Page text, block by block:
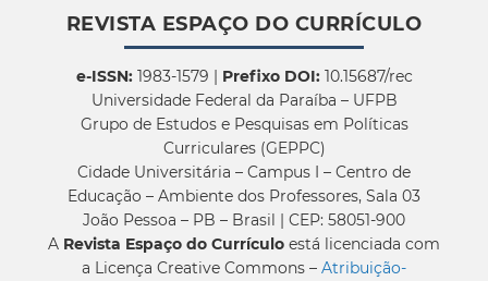
REVISTA ESPAÇO DO CURRÍCULO
e-ISSN:1983-1579 | Prefixo DOI:10.15687/rec
Universidade Federal da Paraíba – UFPB
Grupo de Estudos e Pesquisas em Políticas
Curriculares (GEPPC)
Cidade Universitária – Campus I – Centro de
Educação – Ambiente dos Professores, Sala 03
João Pessoa – PB – Brasil | CEP: 58051-900
A Revista Espaço do Currículo está licenciada com
a Licença Creative Commons – Atribuição-